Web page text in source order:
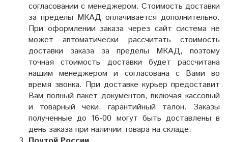
согласовании с менеджером. Стоимость доставки
за пределы МКАД оплачивается дополнительно.
При оформлении заказа через сайт система не
может автоматически рассчитать стоимость
доставки заказа за пределы МКАД, поэтому
точная стоимость доставки будет рассчитана
нашим менеджером и согласована с Вами во
время звонка. При доставке курьер предоставит
Вам полный пакет документов, включая кассовый
и товарный чеки, гарантийный талон. Заказы
полученные до 16-00 могут быть доставлены в
день заказа при наличии товара на складе.